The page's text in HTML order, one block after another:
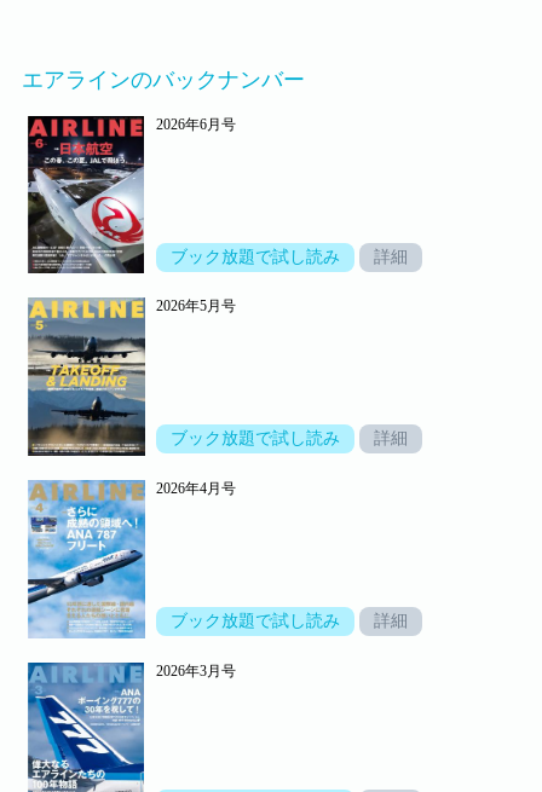
エアラインのバックナンバー
2026年6月号
ブック放題で試し読み 詳細
2026年5月号
ブック放題で試し読み 詳細
2026年4月号
ブック放題で試し読み 詳細
2026年3月号